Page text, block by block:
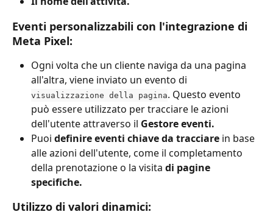
Eventi personalizzabili con l'integrazione di
Meta Pixel:
Ogni volta che un cliente naviga da una pagina
all'altra, viene inviato un evento di
visualizzazione della pagina. Questo evento
può essere utilizzato per tracciare le azioni
dell'utente attraverso il Gestore eventi.
Puoi definire eventi chiave da tracciare in base
alle azioni dell'utente, come il completamento
della prenotazione o la visita di pagine
specifiche.
Utilizzo di valori dinamici: